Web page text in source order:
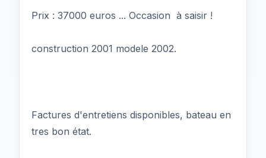
Prix : 37000 euros ... Occasion à saisir !
construction 2001 modele 2002.
Factures d'entretiens disponibles, bateau en
tres bon état.